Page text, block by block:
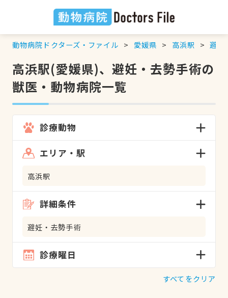
動物病院ドクターズ・ファイル 愛媛県 高浜駅 避妊
高浜駅(愛媛県)、避妊・去勢手術の
獣医・動物病院一覧
診療動物
エリア・駅
高浜駅
詳細条件
避妊・去勢手術
診療曜日
すべてをクリア